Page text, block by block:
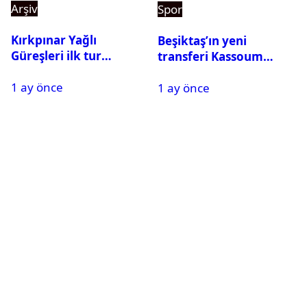
Arşiv
Kırkpınar Yağlı
Güreşleri ilk tur
2. tura geçen
1 ay önce
Spor
Beşiktaş’ın yeni
transferi Kassoum
gelecek? Resmi
1 ay önce